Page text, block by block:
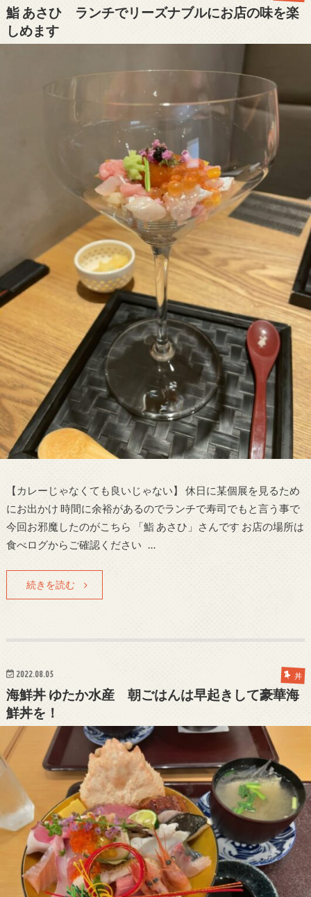
鮨 あさひ ランチでリーズナブルにお店の味を楽
しめます
【カレーじゃなくても良いじゃない】 休日に某個展を見るため
にお出かけ 時間に余裕があるのでランチで寿司でもと言う事で
今回お邪魔したのがこちら 「鮨 あさひ」さんです お店の場所は
食べログからご確認ください …
続きを読む
2022.08.05 丼
海鮮丼 ゆたか水産 朝ごはんは早起きして豪華海
鮮丼を！